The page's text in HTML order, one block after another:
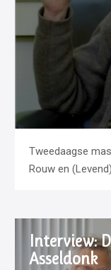
Tweedaagse
Rouw en
Interview:
Asseldonk